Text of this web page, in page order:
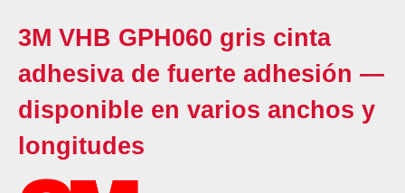
3M VHB GPH060 gris cinta
adhesiva de fuerte adhesión —
disponible en varios anchos y
longitudes